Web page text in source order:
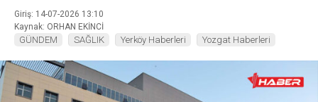
Giriş: 14-07-2026 13:10
Kaynak: ORHAN EKİNCİ
GÜNDEM SAĞLIK Yerköy Haberleri Yozgat Haberleri